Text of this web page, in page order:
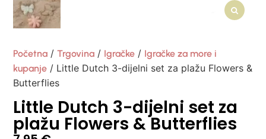
Početna /Trgovina / Igračke / Igračke za more i
kupanje / Little Dutch 3-dijelni set za plažu Flowers &
Butterflies
Little Dutch 3-dijelni set za
plažu Flowers & Butterflies